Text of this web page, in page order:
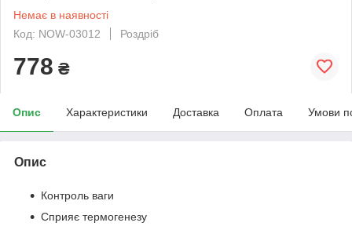
Немає в наявності
Код: NOW-03012
Роздріб
778 ₴
Опис Характеристики Доставка Оплата Умови
Опис
Контроль ваги
Сприяє термогенезу